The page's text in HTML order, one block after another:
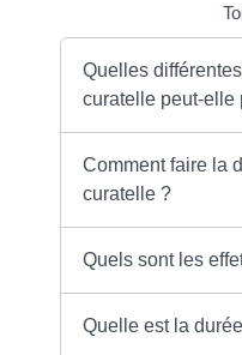
Quelles
curatelle peut-elle
Comment faire la
curatelle ?
Quels sont les
Quelle est la